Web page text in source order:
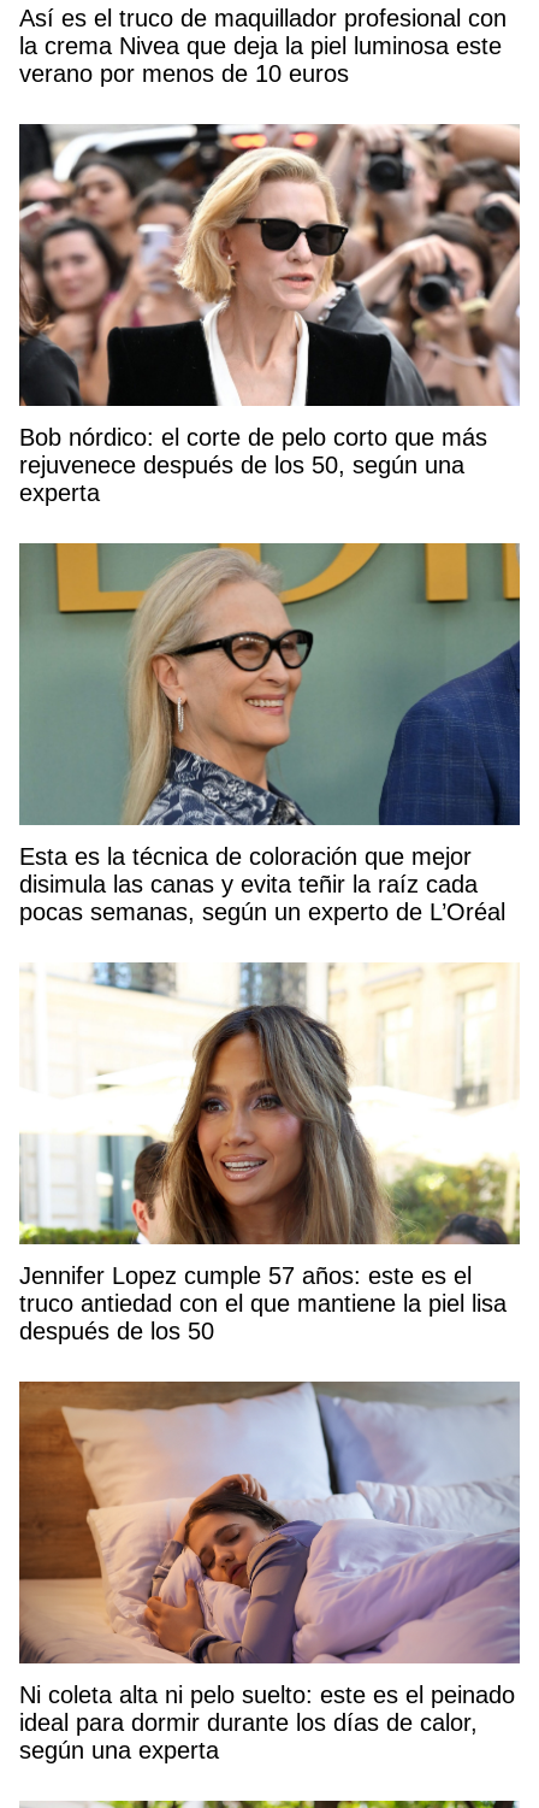
Así es el truco de maquillador profesional con
la crema Nivea que deja la piel luminosa este
verano por menos de 10 euros
Bob nórdico: el corte de pelo corto que más
rejuvenece después de los 50, según una
experta
Esta es la técnica de coloración que mejor
disimula las canas y evita teñir la raíz cada
pocas semanas, según un experto de L’Oréal
Jennifer Lopez cumple 57 años: este es el
truco antiedad con el que mantiene la piel lisa
después de los 50
Ni coleta alta ni pelo suelto: este es el peinado
ideal para dormir durante los días de calor,
según una experta